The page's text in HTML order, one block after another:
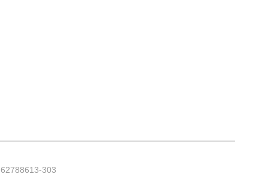
62788613-303